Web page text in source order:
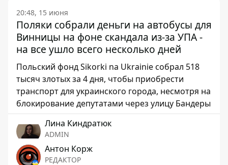
20:48, 15 июня
Поляки собрали деньги на автобусы для
Винницы на фоне скандала из-за УПА -
на все ушло всего несколько дней
Польский фонд Sikorki na Ukrainie собрал 518
тысяч злотых за 4 дня, чтобы приобрести
транспорт для украинского города, несмотря на
блокирование депутатами через улицу Бандеры
Лина Киндратюк
ADMIN
Антон Корж
РЕДАКТОР